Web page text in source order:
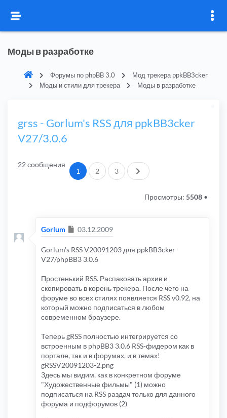
Моды в разработке
Форумы по phpBB 3.0
Мод трекера ppkBB3cker
Моды и стили для трекера
Моды в разработке
grss - Gorlum's RSS для ppkBB3cker
V27/3.0.6
22 сообщения
1 2 3 След.
Просмотры: 5508 •
Gorlum Сообщение
03.12.2009
Gorlum's RSS V20091203 для ppkBB3cker
V27/phpBB3 3.0.6
Простенький RSS. Распаковать архив и
скопировать в корень трекера. После чего на
форуме во всех стилях появляется RSS v0.92, на
который можно подписаться в любом
современном браузере.
Теперь gRSS полностью интегрируется со
встроенным в phpBB3 3.0.6 RSS-фидером как в
портале, так и в форумах, и в темах!
gRSSV20091203-2.png
Здесь мы видим, как в конкретном форуме
"Художественные фильмы" (1) можно
подписаться на RSS раздач только для данного
форума и подфорумов (2)